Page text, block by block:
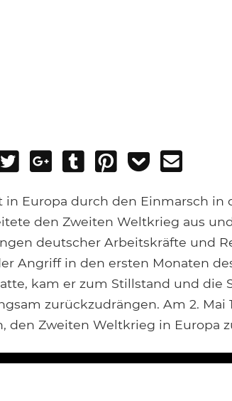
Tweet
Share
Google+
Post
Tumblr
Pin
Add
Pocket
Europa durch den Einmarsch in
den Zweiten Weltkrieg aus
deutscher Arbeitskräfte und
Angriff in den ersten Monaten
kam er zum Stillstand und die
zurückzudrängen. Am 2. Mai
den Zweiten Weltkrieg in Europa